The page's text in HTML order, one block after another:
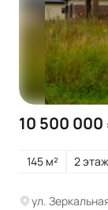
10 500 000
145 м² 2
ул.